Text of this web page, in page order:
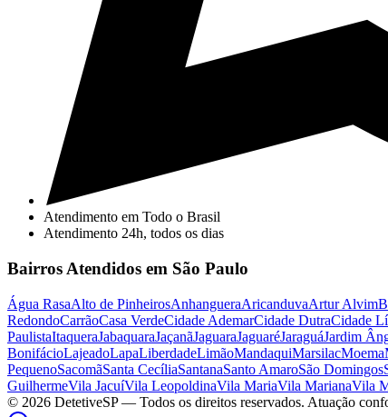
Atendimento em Todo o Brasil
Atendimento 24h, todos os dias
Bairros Atendidos em São Paulo
Água RasaAlto de PinheirosAnhangueraAricanduvaArtur Alvim
RedondoCarrãoCasa VerdeCidade AdemarCidade DutraCidade
PaulistaItaqueraJabaquaraJaçanãJaguaraJaguaréJaraguáJardim
BonifácioLajeadoLapaLiberdadeLimãoMandaquiMarsilacMoema
PequenoSacomãSanta CecíliaSantanaSanto AmaroSão Domingos
GuilhermeVila JacuíVila LeopoldinaVila MariaVila MarianaVila
© 2026 DetetiveSP— Todos os direitos reservados. Atuação